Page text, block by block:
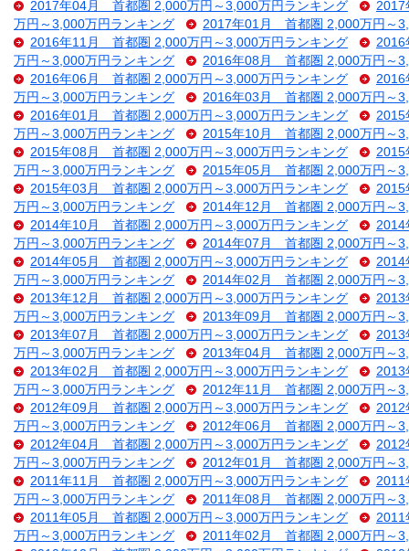
2017年04月 首都圏 2,000万円～3,000万円ランキング
2017
万円～3,000万円ランキング
2017年01月 首都圏 2,000万円～
2016年11月 首都圏 2,000万円～3,000万円ランキング
2016
万円～3,000万円ランキング
2016年08月 首都圏 2,000万円～
2016年06月 首都圏 2,000万円～3,000万円ランキング
2016
万円～3,000万円ランキング
2016年03月 首都圏 2,000万円～
2016年01月 首都圏 2,000万円～3,000万円ランキング
2015
万円～3,000万円ランキング
2015年10月 首都圏 2,000万円～
2015年08月 首都圏 2,000万円～3,000万円ランキング
2015
万円～3,000万円ランキング
2015年05月 首都圏 2,000万円～
2015年03月 首都圏 2,000万円～3,000万円ランキング
2015
万円～3,000万円ランキング
2014年12月 首都圏 2,000万円～
2014年10月 首都圏 2,000万円～3,000万円ランキング
2014
万円～3,000万円ランキング
2014年07月 首都圏 2,000万円～
2014年05月 首都圏 2,000万円～3,000万円ランキング
2014
万円～3,000万円ランキング
2014年02月 首都圏 2,000万円～
2013年12月 首都圏 2,000万円～3,000万円ランキング
2013
万円～3,000万円ランキング
2013年09月 首都圏 2,000万円～
2013年07月 首都圏 2,000万円～3,000万円ランキング
2013
万円～3,000万円ランキング
2013年04月 首都圏 2,000万円～
2013年02月 首都圏 2,000万円～3,000万円ランキング
2013
万円～3,000万円ランキング
2012年11月 首都圏 2,000万円～
2012年09月 首都圏 2,000万円～3,000万円ランキング
2012
万円～3,000万円ランキング
2012年06月 首都圏 2,000万円～
2012年04月 首都圏 2,000万円～3,000万円ランキング
2012
万円～3,000万円ランキング
2012年01月 首都圏 2,000万円～
2011年11月 首都圏 2,000万円～3,000万円ランキング
2011
万円～3,000万円ランキング
2011年08月 首都圏 2,000万円～
2011年05月 首都圏 2,000万円～3,000万円ランキング
2011
万円～3,000万円ランキング
2011年02月 首都圏 2,000万円～